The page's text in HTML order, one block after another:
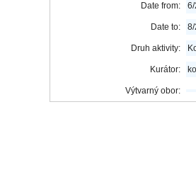
Date from:
Date to:
Druh aktivity:
Kurátor:
Výtvarný obor: